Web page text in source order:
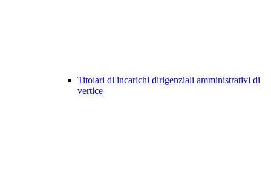
Titolari di incarichi dirigenziali amministrativi di
vertice